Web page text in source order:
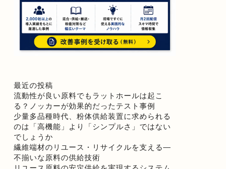
最近の投稿
流動性が良い原料でもラットホールは起こ
る？ノッカーが効果的だったテスト事例
少量多品種時代、粉体供給装置に求められる
のは「高機能」より「シンプルさ」ではない
でしょうか
繊維端材のリユース・リサイクルを支える―
不揃いな原料の供給技術